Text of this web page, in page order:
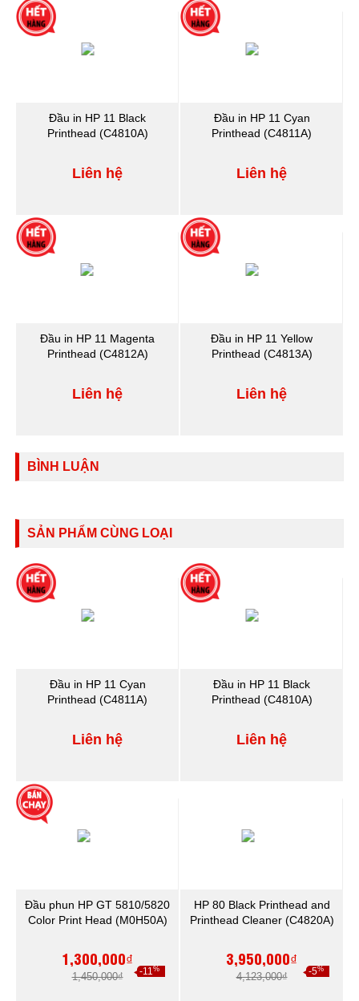
Đầu in HP 11 Black
Printhead (C4810A)
Liên hệ
Đầu in HP 11 Cyan
Printhead (C4811A)
Liên hệ
Đầu in HP 11 Magenta
Printhead (C4812A)
Liên hệ
Đầu in HP 11 Yellow
Printhead (C4813A)
Liên hệ
BÌNH LUẬN
SẢN PHẨM CÙNG LOẠI
Đầu in HP 11 Cyan
Printhead (C4811A)
Liên hệ
Đầu in HP 11 Black
Printhead (C4810A)
Liên hệ
Đầu phun HP GT 5810/5820
Color Print Head (M0H50A)
1,300,000₫
1,450,000₫ -11%
HP 80 Black Printhead and
Printhead Cleaner (C4820A)
3,950,000₫
4,123,000₫ -5%